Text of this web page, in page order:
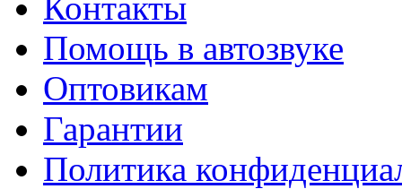
Помощь в автозвуке
Оптовикам
Гарантии
Политика